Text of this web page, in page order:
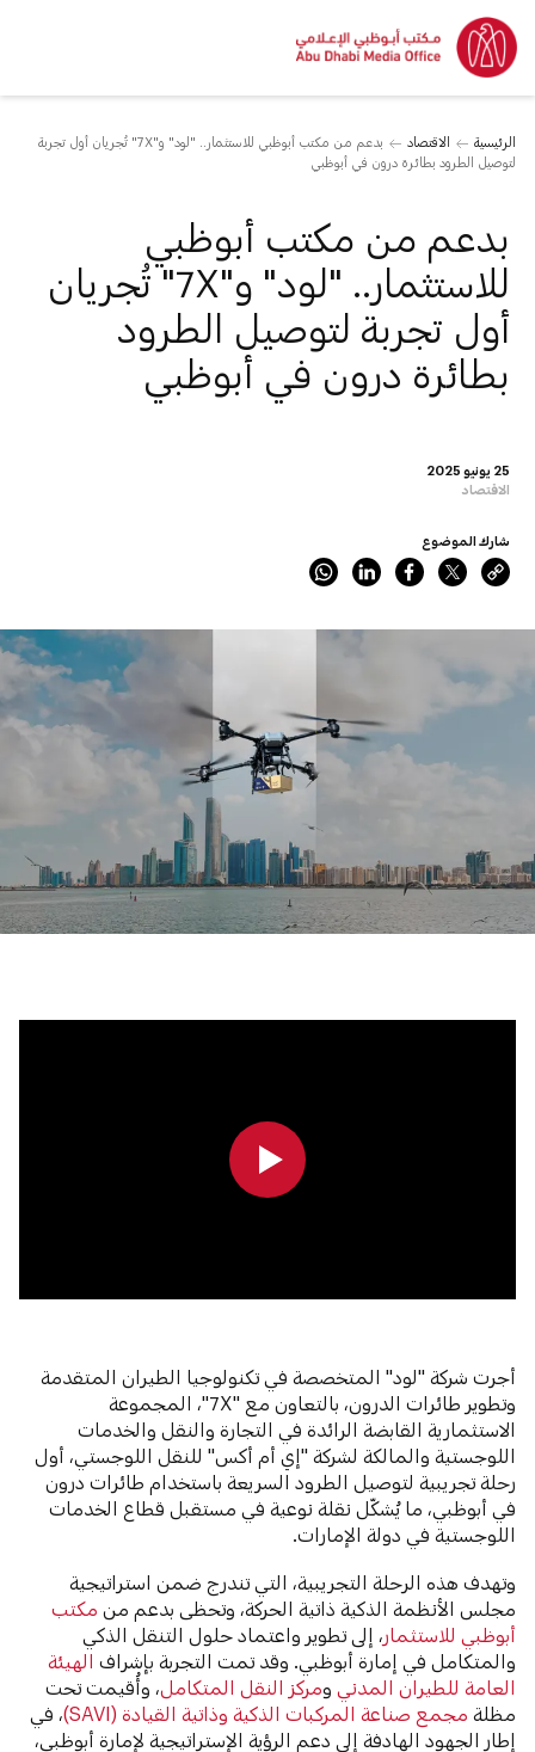
الرئيسية الاقتصاد
بدعم من مكتب أبوظبي للاستثمار.. "لود" و"7X" تُجريان أول تجربة
لتوصيل الطرود بطائرة درون في أبوظبي
25 يونيو 2025
الاقتصاد
بدعم من مكتب أبوظبي
للاستثمار.. "لود" و"7X" تُجريان
أول تجربة لتوصيل الطرود
بطائرة درون في أبوظبي
شارك الموضوع
أجرت شركة "لود" المتخصصة في تكنولوجيا الطيران المتقدمة
وتطوير طائرات الدرون، بالتعاون مع "7X"، المجموعة
الاستثمارية القابضة الرائدة في التجارة والنقل والخدمات
اللوجستية والمالكة لشركة "إي أم أكس" للنقل اللوجستي، أول
رحلة تجريبية لتوصيل الطرود السريعة باستخدام طائرات درون
في أبوظبي، ما يُشكّل نقلة نوعية في مستقبل قطاع الخدمات
اللوجستية في دولة الإمارات.
وتهدف هذه الرحلة التجريبية، التي تندرج ضمن استراتيجية
مجلس الأنظمة الذكية ذاتية الحركة، وتحظى بدعم منمكتب
أبوظبي للاستثمار، إلى تطوير واعتماد حلول التنقل الذكي
والمتكامل في إمارة أبوظبي. وقد تمت التجربة بإشرافالهيئة
العامة للطيران المدني ومركز النقل المتكامل ، وأُقيمت تحت
مظلةمجمع صناعة المركبات الذكية وذاتية القيادة (SAVI)
، في
إطار الجهود الهادفة إلى دعم الرؤية الإستراتيجية لإمارة أبوظبي،